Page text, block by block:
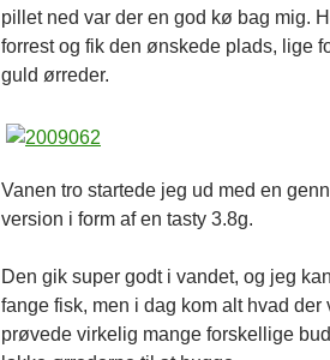
pillet ned var der en god kø bag mig.
forrest og fik den ønskede plads, lige
guld ørreder.
Vanen tro startede jeg ud med en
version i form af en tasty 3.8g.
Den gik super godt i vandet, og jeg
fange fisk, men i dag kom alt hvad der
prøvede virkelig mange forskellige